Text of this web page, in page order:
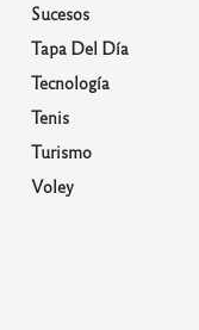
Sucesos
Tapa Del Día
Tecnología
Tenis
Turismo
Voley